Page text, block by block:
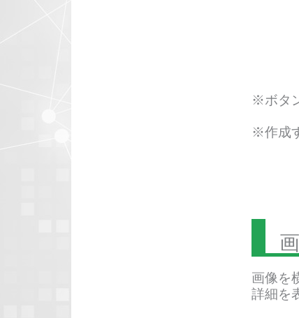
※ボタ
※作成
画像を
詳細を